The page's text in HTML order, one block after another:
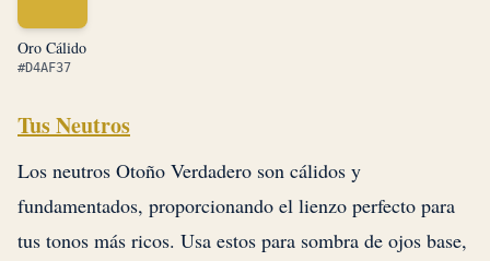
Oro Cálido
#D4AF37
Tus Neutros
Los neutros Otoño Verdadero son cálidos y
fundamentados, proporcionando el lienzo perfecto para
tus tonos más ricos. Usa estos para sombra de ojos base,